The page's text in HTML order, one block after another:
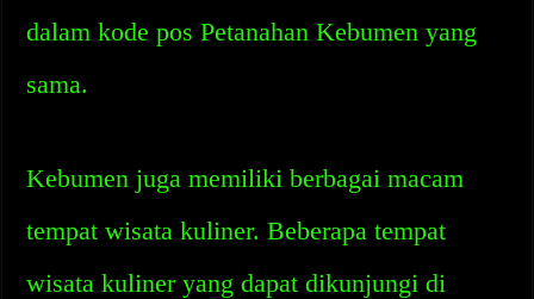
dalam kode pos Petanahan Kebumen yang
sama.
Kebumen juga memiliki berbagai macam
tempat wisata kuliner. Beberapa tempat
wisata kuliner yang dapat dikunjungi di